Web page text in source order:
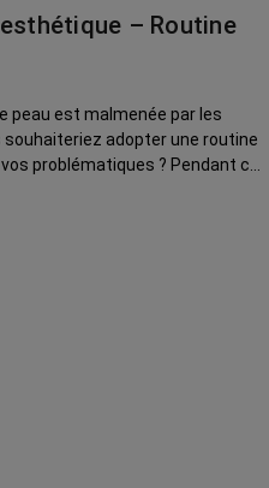
– Routine
peau est malmenée par les
adopter une routine
? Pendant ce
votre salle de bain pour